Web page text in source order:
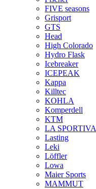
FIVE seasons
Grisport
GTS
Head
High Colorado
Hydro Flask
Icebreaker
ICEPEAK
Kappa
Killtec
KOHLA
Komperdell
KTM
LA SPORTIVA
Lasting
Leki
Löffler
Lowa
Maier Sports
MAMMUT